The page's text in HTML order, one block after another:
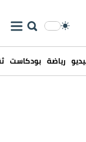
رياضة بودكاست